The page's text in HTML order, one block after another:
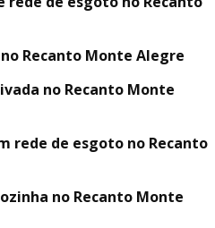
Recanto Monte Alegre
no Recanto Monte
rede de esgoto no Recanto
no Recanto Monte